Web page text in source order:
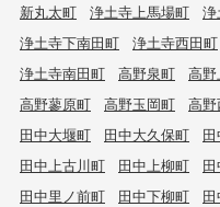
新丸太町
浄土寺上馬場町 浄
浄土寺下南田町
浄土寺西田町
浄土寺南田町
高野泉町 高
高野蓼原町
高野玉岡町 高
田中大堰町
田中大久保町
田中上古川町
田中上柳町
田中里ノ前町
田中下柳町